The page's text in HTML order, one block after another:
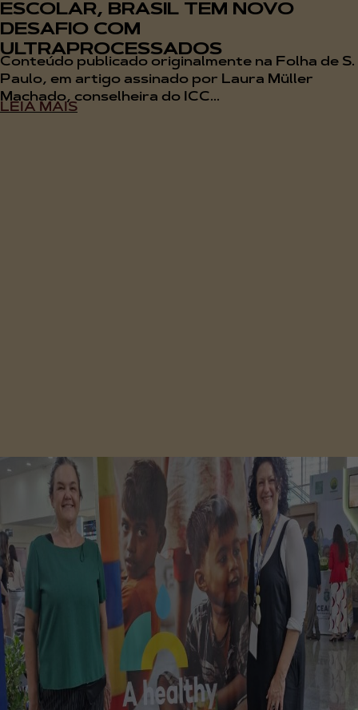
ESCOLAR, BRASIL TEM NOVO
DESAFIO COM
ULTRAPROCESSADOS
Conteúdo publicado originalmente na Folha de S.
Paulo, em artigo assinado por Laura Müller
Machado, conselheira do ICC...
LEIA MAIS